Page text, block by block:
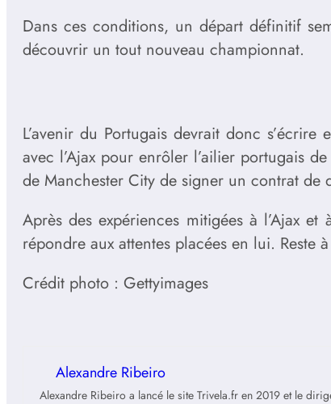
Dans ces conditions, un départ définitif
découvrir un tout nouveau championnat.
L’avenir du Portugais devrait donc
avec l’Ajax pour enrôler l’ailier portugais
de Manchester City de signer un contrat de
Après des expériences mitigées à l’Ajax
répondre aux attentes placées en lui. Reste
Crédit photo : Gettyimages
Alexandre Ribeiro
Alexandre Ribeiro a lancé le site Trivela.fr en 2019 et le